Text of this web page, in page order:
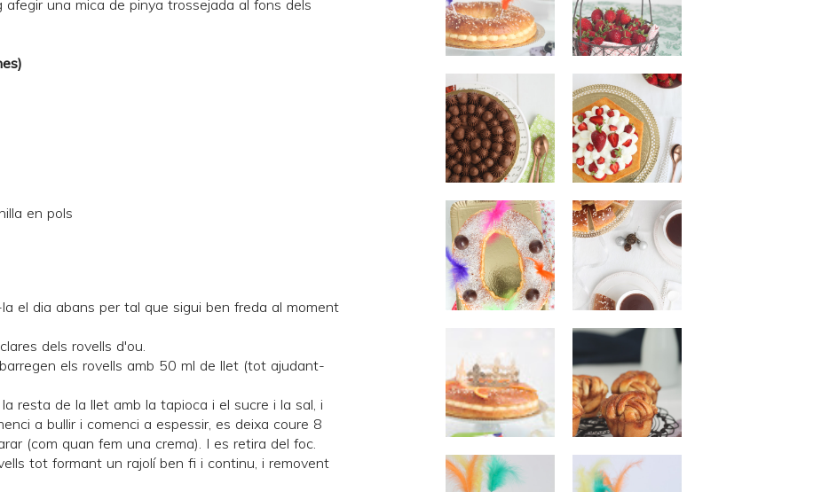
afegir una mica de pinya trossejada al fons dels
en pols
el dia abans per tal que sigui ben freda al moment
dels rovells d'ou.
els rovells amb 50 ml de llet (tot ajudant-
resta de la llet amb la tapioca i el sucre i la sal, i
a bullir i comenci a espessir, es deixa coure 8
(com quan fem una crema). I es retira del foc.
tot formant un rajolí ben fi i continu, i removent